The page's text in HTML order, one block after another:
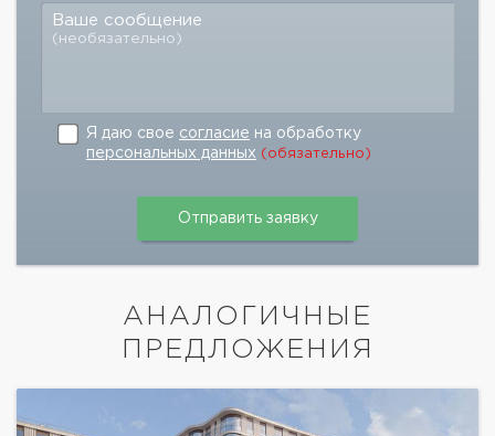
Ваше сообщение
(необязательно)
Я даю свое согласие на обработку
персональных данных (обязательно)
АНАЛОГИЧНЫЕ
ПРЕДЛОЖЕНИЯ